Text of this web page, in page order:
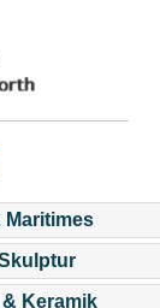
Maritimes
Keramik